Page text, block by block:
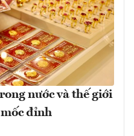
nước và thế giới
đỉnh